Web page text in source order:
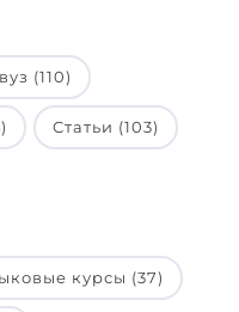
(110)
Статьи (103)
курсы (37)